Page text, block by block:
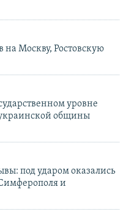
на Москву, Ростовскую
уровне
общины
под ударом оказались
и